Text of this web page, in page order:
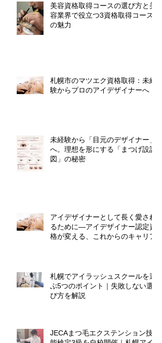
美容資格取得コースの選び方と美
容業界で役立つ3資格取得コース
の魅力
札幌市のマツエク資格取得：未経
験からプロのアイデザイナーへ
未経験から「目元のデザイナー」
へ。理想を形にする「まつげ設計
図」の秘密
アイデザイナーとして長く愛され
るために―アイデザイナー認定資
格が変える、これからのキャリア
札幌でアイラッシュスクールを選
ぶ5つのポイント｜失敗しない選
び方を解説
JECAまつ毛エクステンション技